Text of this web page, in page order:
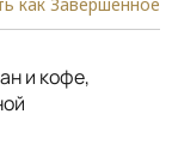
и кофе,